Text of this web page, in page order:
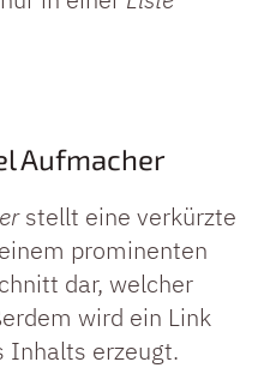
Aufmacher
stellt eine verkürzte
prominenten
dar, welcher
wird ein Link
Inhalts erzeugt.